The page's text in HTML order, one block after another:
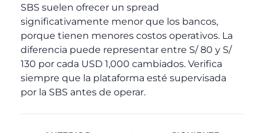
SBS suelen ofrecer un spread
significativamente menor que los bancos,
porque tienen menores costos operativos. La
diferencia puede representar entre S/ 80 y S/
130 por cada USD 1,000 cambiados. Verifica
siempre que la plataforma esté supervisada
por la SBS antes de operar.